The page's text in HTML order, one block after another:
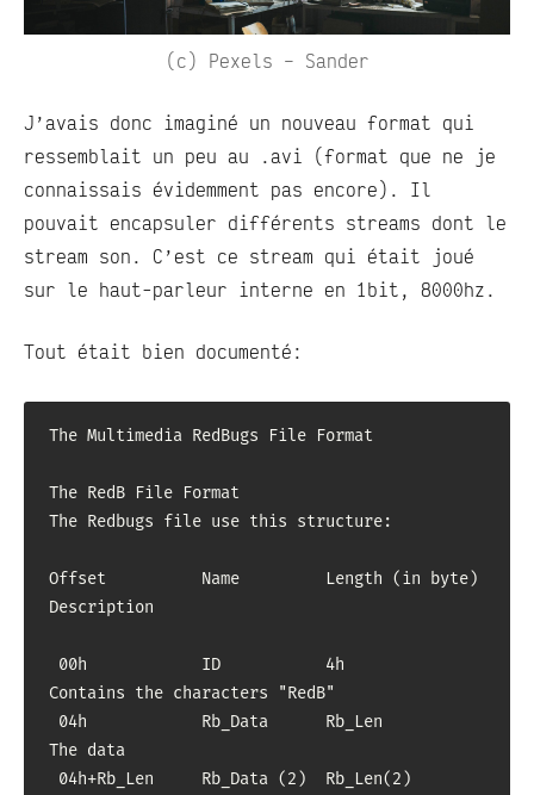
(c) Pexels – Sander
J’avais donc imaginé un nouveau format qui
ressemblait un peu au .avi (format que ne je
connaissais évidemment pas encore). Il
pouvait encapsuler différents streams dont le
stream son. C’est ce stream qui était joué
sur le haut-parleur interne en 1bit, 8000hz.
Tout était bien documenté:
The Multimedia RedBugs File Format
The RedB File Format
The Redbugs file use this structure:
Offset          Name         Length (in byte)
Description
Contains the characters "RedB"
The data